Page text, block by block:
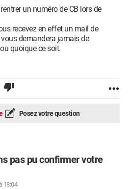
un numéro de CB lors de
recevez en effet un mail de
demandera jamais de
quoique ce soit.
Posez votre question
pas pu confirmer votre
18:04